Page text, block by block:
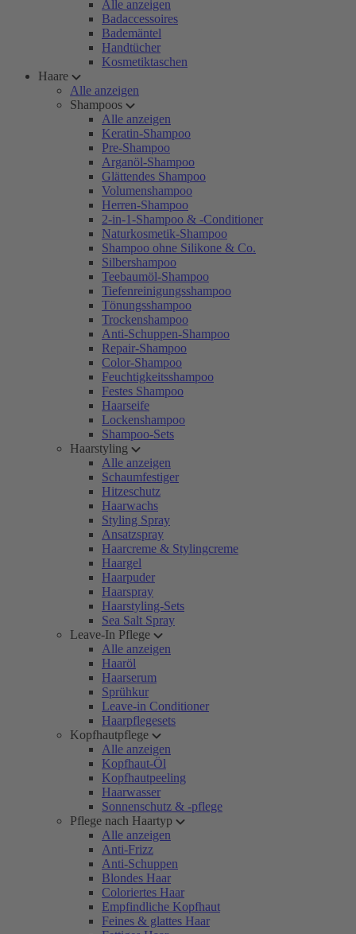
Alle anzeigen
Badaccessoires
Bademäntel
Handtücher
Kosmetiktaschen
Haare
Alle anzeigen
Shampoos
Alle anzeigen
Keratin-Shampoo
Pre-Shampoo
Arganöl-Shampoo
Glättendes Shampoo
Volumenshampoo
Herren-Shampoo
2-in-1-Shampoo & -Conditioner
Naturkosmetik-Shampoo
Shampoo ohne Silikone & Co.
Silbershampoo
Teebaumöl-Shampoo
Tiefenreinigungsshampoo
Tönungsshampoo
Trockenshampoo
Anti-Schuppen-Shampoo
Repair-Shampoo
Color-Shampoo
Feuchtigkeitsshampoo
Festes Shampoo
Haarseife
Lockenshampoo
Shampoo-Sets
Haarstyling
Alle anzeigen
Schaumfestiger
Hitzeschutz
Haarwachs
Styling Spray
Ansatzspray
Haarcreme & Stylingcreme
Haargel
Haarpuder
Haarspray
Haarstyling-Sets
Sea Salt Spray
Leave-In Pflege
Alle anzeigen
Haaröl
Haarserum
Sprühkur
Leave-in Conditioner
Haarpflegesets
Kopfhautpflege
Alle anzeigen
Kopfhaut-Öl
Kopfhautpeeling
Haarwasser
Sonnenschutz & -pflege
Pflege nach Haartyp
Alle anzeigen
Anti-Frizz
Anti-Schuppen
Blondes Haar
Coloriertes Haar
Empfindliche Kopfhaut
Feines & glattes Haar